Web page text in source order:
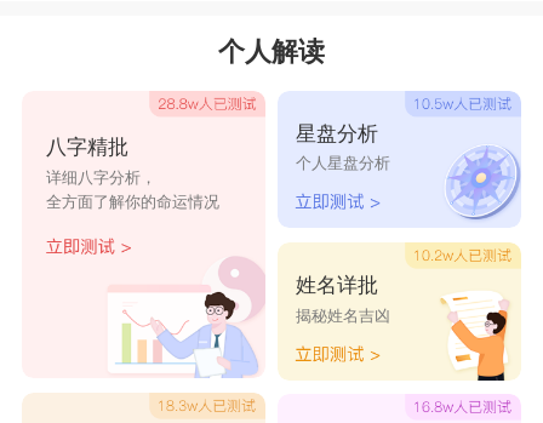
安心的人并不是很多，也由于处女
男给自己找了许多需要负责的事，因而他们更希望
自己的伴侣有很强的自立能力，比如水瓶女就很符
合他们的想法。
天秤男
天秤男太随和了，总是招人误会，只有金牛女
不误会，天秤男只留下一点零花钱，其他全部上缴
给了管家婆金牛女，男人无钱傍身怎么去拈花惹草
个人解读
八字精批
详细八字分析，
全方面了解你的命运情况
星盘分析
个人星盘分析
姓名详批
揭秘姓名吉凶